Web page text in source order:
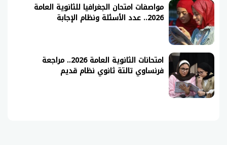
مواصفات امتحان الجغرافيا للثانوية العامة
2026.. عدد الأسئلة ونظام الإجابة
امتحانات الثانوية العامة 2026.. مراجعة
فرنساوي تالتة ثانوي نظام قديم